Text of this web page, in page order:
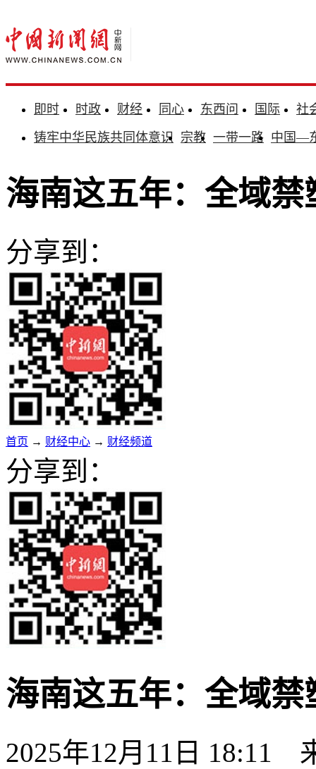
即时 时政 财经 同心 东西问 国际
社
铸牢中华民族共同体意识 宗教 一带一路 中国—
海南这五年：全域禁
分享到：
首页 → 财经中心 → 财经频道
分享到：
海南这五年：全域禁
2025年12月11日 18:11